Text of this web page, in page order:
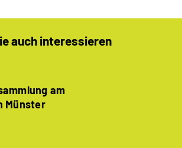
auch interessieren
am
Münster